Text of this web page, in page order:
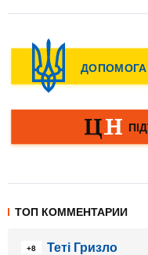
ТОП КОММЕНТАРИИ
+8
Теті Гризло